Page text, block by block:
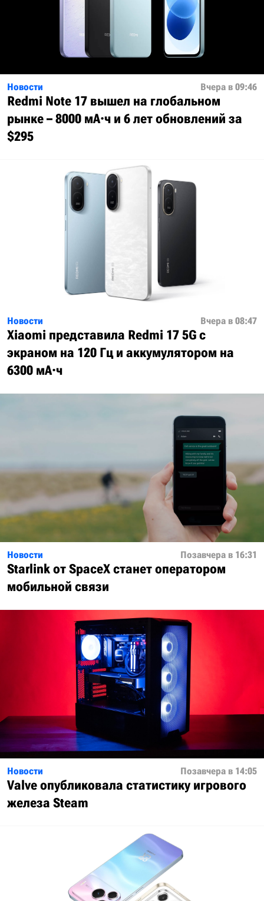
Новости Вчера в 09:46
Redmi Note 17 вышел на глобальном
рынке – 8000 мА·ч и 6 лет обновлений за
$295
Новости Вчера в 08:47
Xiaomi представила Redmi 17 5G с
экраном на 120 Гц и аккумулятором на
6300 мА·ч
Новости Позавчера в 16:31
Starlink от SpaceX станет оператором
мобильной связи
Новости Позавчера в 14:05
Valve опубликовала статистику игрового
железа Steam